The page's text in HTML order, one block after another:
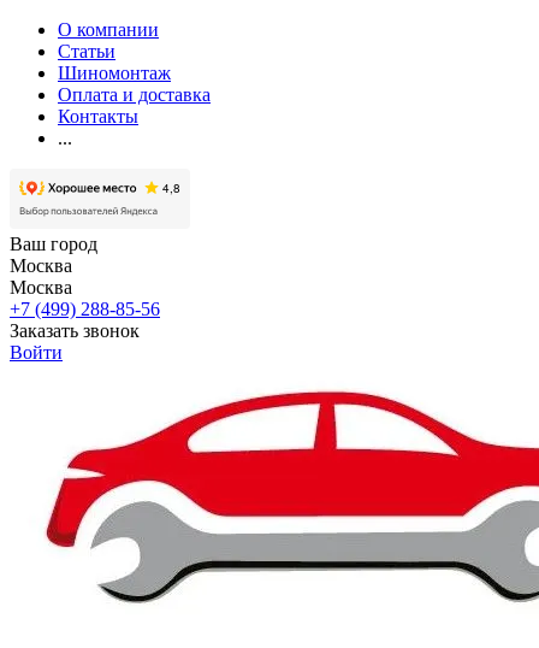
О компании
Статьи
Шиномонтаж
Оплата и доставка
Контакты
...
Ваш город
Москва
Москва
+7 (499) 288-85-56
Заказать звонок
Войти